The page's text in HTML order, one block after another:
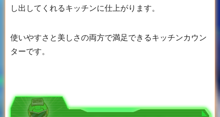
し出してくれるキッチンに仕上がります。
使いやすさと美しさの両方で満足できるキッチンカウン
ターです。